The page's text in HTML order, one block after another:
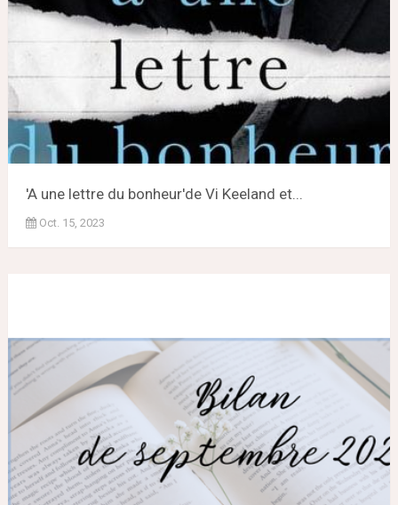
'A une lettre du bonheur'de Vi Keeland et...
Oct. 15, 2023